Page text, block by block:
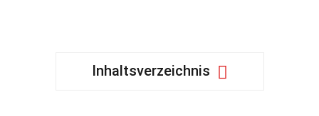
Inhaltsverzeichnis